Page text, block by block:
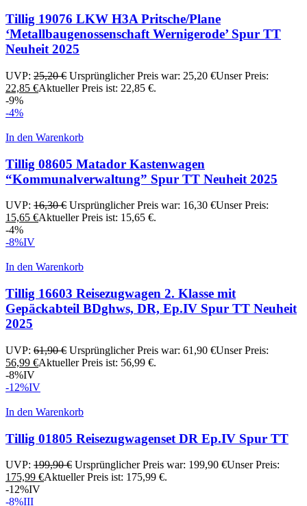
Tillig 19076 LKW H3A Pritsche/Plane
‘Metallbaugenossenschaft Wernigerode’ Spur TT
Neuheit 2025
UVP: 25,20€ Ursprünglicher Preis war: 25,20 €Unser Preis:
22,85 €Aktueller Preis ist: 22,85 €.
-9%
-4%
In den Warenkorb
Tillig 08605 Matador Kastenwagen
“Kommunalverwaltung” Spur TT Neuheit 2025
UVP: 16,30€ Ursprünglicher Preis war: 16,30 €Unser Preis:
15,65 €Aktueller Preis ist: 15,65 €.
-4%
-8%IV
In den Warenkorb
Tillig 16603 Reisezugwagen 2. Klasse mit
Gepäckabteil BDghws, DR, Ep.IV Spur TT Neuheit
2025
UVP: 61,90€ Ursprünglicher Preis war: 61,90 €Unser Preis:
56,99 €Aktueller Preis ist: 56,99 €.
-8%IV
-12%IV
In den Warenkorb
Tillig 01805 Reisezugwagenset DR Ep.IV Spur TT
UVP: 199,90€ Ursprünglicher Preis war: 199,90 €Unser Preis:
175,99 €Aktueller Preis ist: 175,99 €.
-12%IV
-8%III